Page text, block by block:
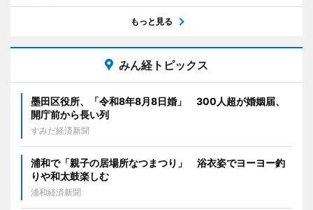
もっと見る
みん経トピックス
墨田区役所、「令和8年8月8日婚」 300人超が婚姻届、
開庁前から長い列
すみだ経済新聞
浦和で「親子の居場所なつまつり」 浴衣姿でヨーヨー釣
りや和太鼓楽しむ
浦和経済新聞